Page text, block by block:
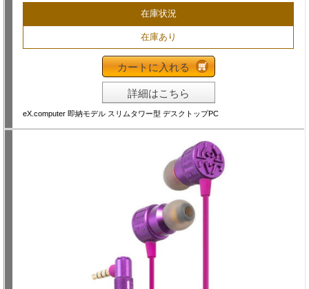
在庫状況
在庫あり
カートに入れる
詳細はこちら
eX.computer 即納モデル スリムタワー型 デスクトップPC